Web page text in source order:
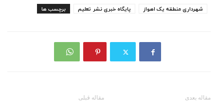
برچسب ها پایگاه خبری نشر تعلیم شهرداری منطقه یک اهواز
مقاله قبلی مقاله بعدی